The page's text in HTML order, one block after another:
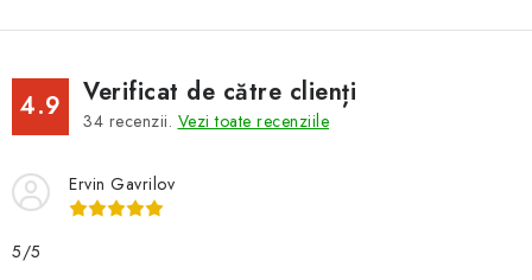
4.9 Verificat de către clienți
34 recenzii. Vezi toate recenziile
Ervin Gavrilov
5/5